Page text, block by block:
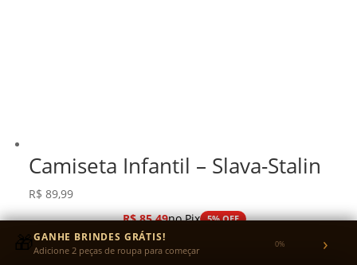
Camiseta Infantil – Slava-Stalin
R$ 89,99
R$85,49no Pix 5% OFF
ou em até 3x sem juros no cartão
🎁GANHE BRINDES GRÁTIS!
Adicione 2 peças de roupa para começar 0% ›